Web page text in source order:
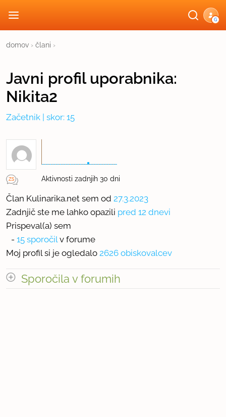
G
domov › člani ›
Javni profiluporabnika:
Nikita2
Začetnik | skor: 15
Aktivnosti zadnjih 30 dni
Član Kulinarika.net sem od 27.3.2023
Zadnjič ste me lahko opazili pred 12 dnevi
Prispeval(a) sem
- 15 sporočil v forume
Moj profil si je ogledalo 2626 obiskovalcev
Sporočila v forumih